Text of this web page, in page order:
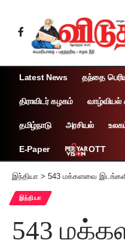
Latest News தந்தை
திராவிடர் கழகம்
தமிழ்நாடு அரசியல்
E-Paper OTT
இந்தியா > 543 மக்களவை இடங்களில் ஏன் மகளிர்
இந்தியா
543